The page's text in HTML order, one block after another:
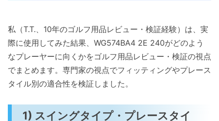
私（T.T.、10年のゴルフ用品レビュー・検証経験）は、実
際に使用してみた結果、WG574BA4 2E 240がどのよう
なプレーヤーに向くかをゴルフ用品レビュー・検証の視点
でまとめます。専門家の視点でフィッティングやプレース
タイル別の適合性を検証しました。
1) スイングタイプ・プレースタイ